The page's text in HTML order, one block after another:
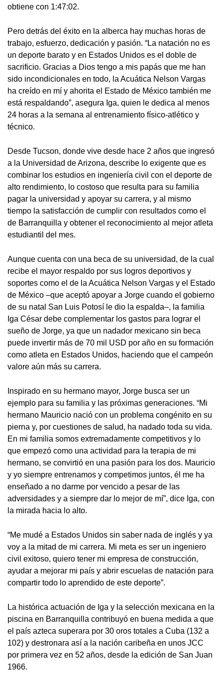
obtiene con 1:47:02.
Pero detrás del éxito en la alberca hay muchas horas de
trabajo, esfuerzo, dedicación y pasión. “La natación no es
un deporte barato y en Estados Unidos es el doble de
sacrificio. Gracias a Dios tengo a mis papás que me han
sido incondicionales en todo, la Acuática Nelson Vargas
ha creído en mí y ahorita el Estado de México también me
está respaldando”, asegura Iga, quien le dedica al menos
24 horas a la semana al entrenamiento físico-atlético y
técnico.
Desde Tucson, donde vive desde hace 2 años que ingresó
a la Universidad de Arizona, describe lo exigente que es
combinar los estudios en ingeniería civil con el deporte de
alto rendimiento, lo costoso que resulta para su familia
pagar la universidad y apoyar su carrera, y al mismo
tiempo la satisfacción de cumplir con resultados como el
de Barranquilla y obtener el reconocimiento al mejor atleta
estudiantil del mes.
Aunque cuenta con una beca de su universidad, de la cual
recibe el mayor respaldo por sus logros deportivos y
soportes como el de la Acuática Nelson Vargas y el Estado
de México –que aceptó apoyar a Jorge cuando el gobierno
de su natal San Luis Potosí le dio la espalda–, la familia
Iga César debe complementar los gastos para lograr el
sueño de Jorge, ya que un nadador mexicano sin beca
puede invertir más de 70 mil USD por año en su formación
como atleta en Estados Unidos, haciendo que el campeón
valore aún más su carrera.
Inspirado en su hermano mayor, Jorge busca ser un
ejemplo para su familia y las próximas generaciones. “Mi
hermano Mauricio nació con un problema congénito en su
pierna y, por cuestiones de salud, ha nadado toda su vida.
En mi familia somos extremadamente competitivos y lo
que empezó como una actividad para la terapia de mi
hermano, se convirtió en una pasión para los dos. Mauricio
y yo siempre entrenamos y competimos juntos, él me ha
enseñado a no darme por vencido a pesar de las
adversidades y a siempre dar lo mejor de mí”, dice Iga, con
la mirada hacia lo alto.
“Me mudé a Estados Unidos sin saber nada de inglés y ya
voy a la mitad de mi carrera. Mi meta es ser un ingeniero
civil exitoso, quiero tener mi empresa de construcción,
ayudar a mejorar mi país y abrir escuelas de natación para
compartir todo lo aprendido de este deporte”.
La histórica actuación de Iga y la selección mexicana en la
piscina en Barranquilla contribuyó en buena medida a que
el país azteca superara por 30 oros totales a Cuba (132 a
102) y destronara así a la nación caribeña en unos JCC
por primera vez en 52 años, desde la edición de San Juan
1966.